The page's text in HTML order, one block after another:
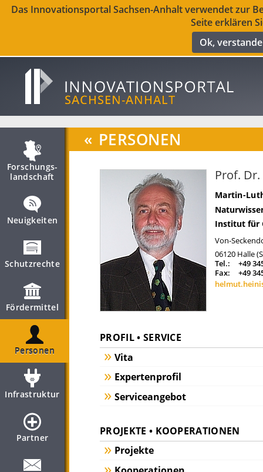
Das Innovationsportal Sachsen-Anhalt verwendet zur
Seite erklären
Ok,
Forschungs­
landschaft
Neuigkeiten
Schutzrechte
Fördermittel
Personen
Infrastruktur
Partner
« PERSONEN
Prof.
Martin-
Institut für
Von-
06120 Halle
Tel.:
+49
Fax:
+49
PROFIL • SERVICE
Vita
Expertenprofil
Serviceangebot
PROJEKTE • KOOPERATIONEN
Projekte